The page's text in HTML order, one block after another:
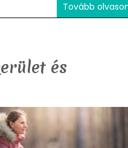
Tovább
és